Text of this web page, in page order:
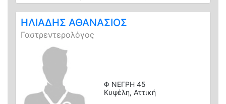
ΗΛΙΑΔΗΣ ΑΘΑΝΑΣΙΟΣ
Γαστρεντερολόγος
Φ ΝΕΓΡΗ 45
Κυψέλη, Αττική